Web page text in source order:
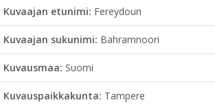
Kuvaajan etunimi: Fereydoun
Kuvaajan sukunimi: Bahramnoori
Kuvausmaa: Suomi
Kuvauspaikkakunta: Tampere